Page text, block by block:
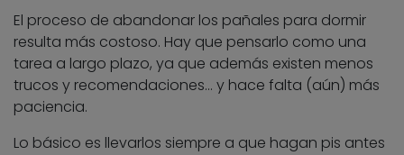
El proceso de abandonar los pañales para dormir
resulta más costoso. Hay que pensarlo como una
tarea a largo plazo, ya que además existen menos
trucos y recomendaciones… y hace falta (aún) más
paciencia.
Lo básico es llevarlos siempre a que hagan pis antes